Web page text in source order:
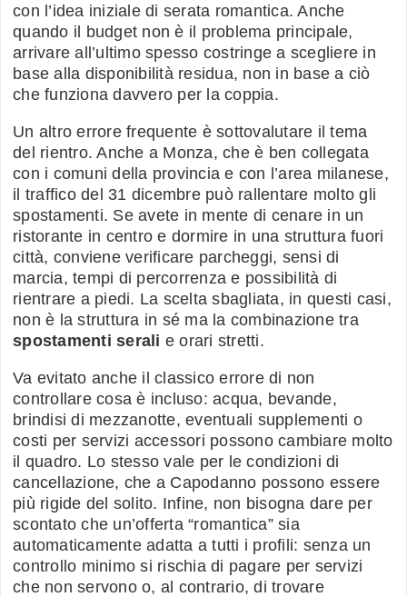
con l’idea iniziale di serata romantica. Anche
quando il budget non è il problema principale,
arrivare all’ultimo spesso costringe a scegliere in
base alla disponibilità residua, non in base a ciò
che funziona davvero per la coppia.
Un altro errore frequente è sottovalutare il tema
del rientro. Anche a Monza, che è ben collegata
con i comuni della provincia e con l’area milanese,
il traffico del 31 dicembre può rallentare molto gli
spostamenti. Se avete in mente di cenare in un
ristorante in centro e dormire in una struttura fuori
città, conviene verificare parcheggi, sensi di
marcia, tempi di percorrenza e possibilità di
rientrare a piedi. La scelta sbagliata, in questi casi,
non è la struttura in sé ma la combinazione tra
spostamenti serali e orari stretti.
Va evitato anche il classico errore di non
controllare cosa è incluso: acqua, bevande,
brindisi di mezzanotte, eventuali supplementi o
costi per servizi accessori possono cambiare molto
il quadro. Lo stesso vale per le condizioni di
cancellazione, che a Capodanno possono essere
più rigide del solito. Infine, non bisogna dare per
scontato che un’offerta “romantica” sia
automaticamente adatta a tutti i profili: senza un
controllo minimo si rischia di pagare per servizi
che non servono o, al contrario, di trovare